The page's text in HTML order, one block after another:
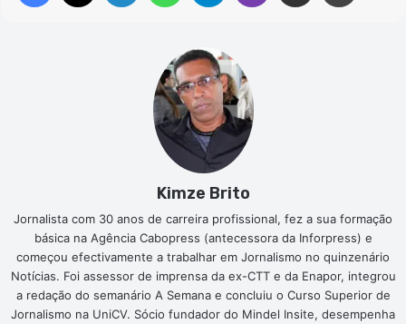
Kimze Brito
Jornalista com 30 anos de carreira profissional, fez a sua formação
básica na Agência Cabopress (antecessora da Inforpress) e
começou efectivamente a trabalhar em Jornalismo no quinzenário
Notícias. Foi assessor de imprensa da ex-CTT e da Enapor, integrou
a redação do semanário A Semana e concluiu o Curso Superior de
Jornalismo na UniCV. Sócio fundador do Mindel Insite, desempenha